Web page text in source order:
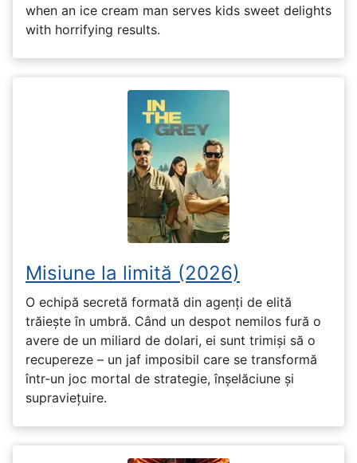
when an ice cream man serves kids sweet delights
with horrifying results.
Misiune la limită (2026)
O echipă secretă formată din agenți de elită
trăiește în umbră. Când un despot nemilos fură o
avere de un miliard de dolari, ei sunt trimiși să o
recupereze – un jaf imposibil care se transformă
într-un joc mortal de strategie, înșelăciune și
supraviețuire.